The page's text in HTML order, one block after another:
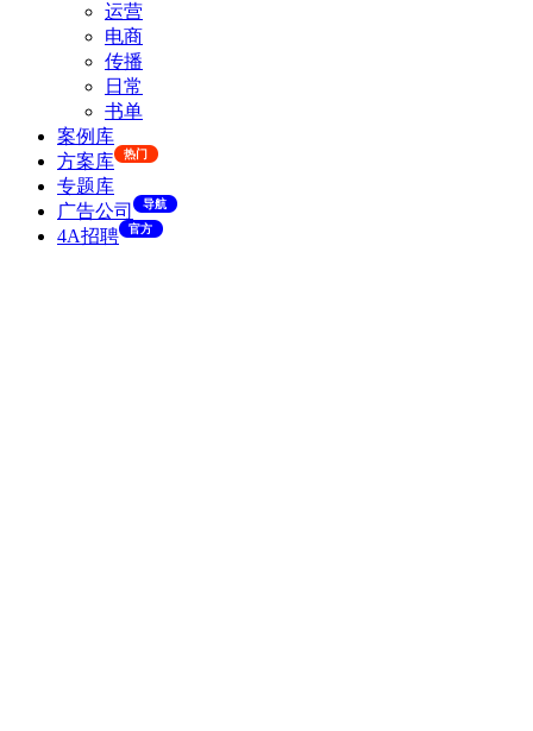
运营
电商
传播
日常
书单
案例库
方案库
热门
专题库
广告公司
导航
4A招聘 官方